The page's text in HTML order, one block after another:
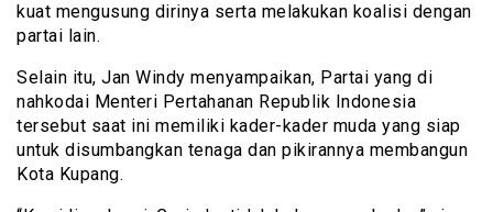
kuat mengusung dirinya serta melakukan koalisi dengan
partai lain.
Selain itu, Jan Windy menyampaikan, Partai yang di
nahkodai Menteri Pertahanan Republik Indonesia
tersebut saat ini memiliki kader-kader muda yang siap
untuk disumbangkan tenaga dan pikirannya membangun
Kota Kupang.